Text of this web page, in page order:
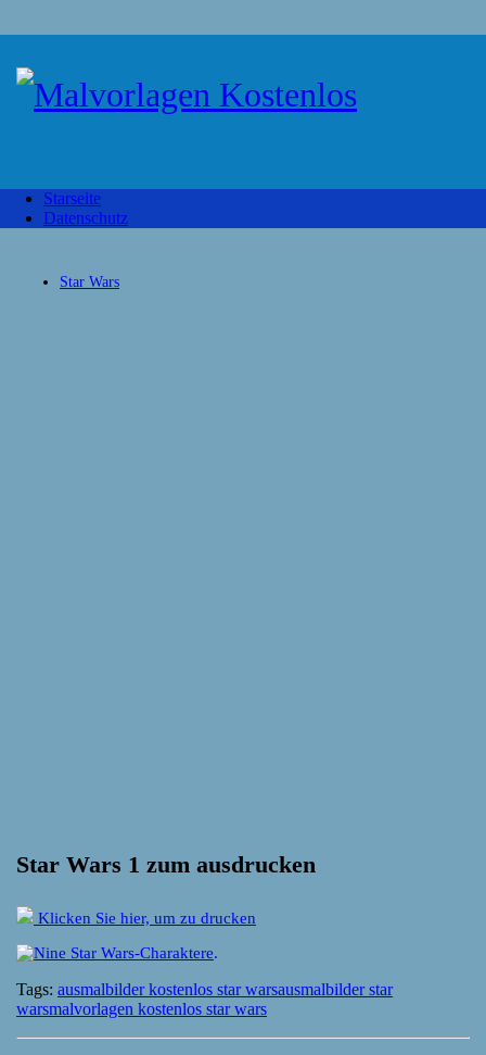
Starseite
Datenschutz
Star Wars
Star Wars 1 zum ausdrucken
Klicken Sie hier, um zu drucken
.
Tags: ausmalbilder kostenlos star warsausmalbilder star
warsmalvorlagen kostenlos star wars